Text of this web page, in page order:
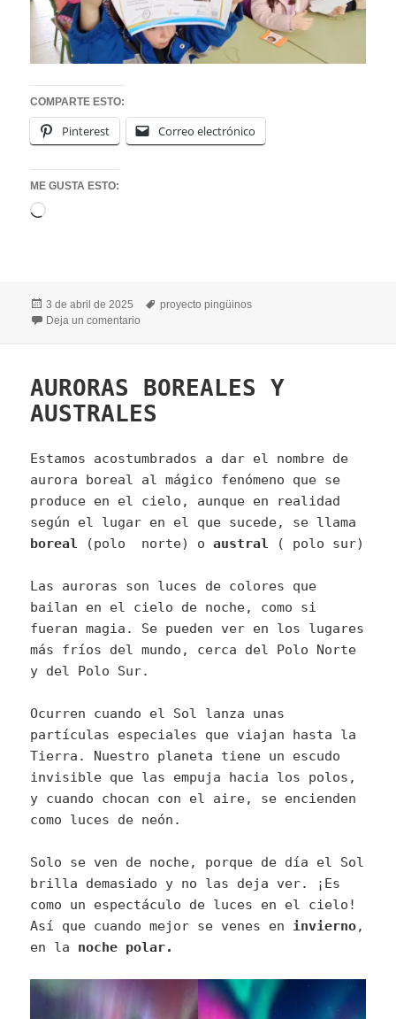
COMPARTE ESTO:
Pinterest Correo electrónico
ME GUSTA ESTO:
Cargando...
Publicado
el
3 de abril de 2025 Etiquetas
proyecto pingüinos
Deja un comentario
AURORAS BOREALES Y
AUSTRALES
Estamos acostumbrados a dar el nombre de
aurora boreal al mágico fenómeno que se
produce en el cielo, aunque en realidad
según el lugar en el que sucede, se llama
boreal
(polo norte) oaustral ( polo sur)
Las auroras son luces de colores que
bailan en el cielo de noche, como si
fueran magia. Se pueden ver en los lugares
más fríos del mundo, cerca del Polo Norte
y del Polo Sur.
Ocurren cuando el Sol lanza unas
partículas especiales que viajan hasta la
Tierra. Nuestro planeta tiene un escudo
invisible que las empuja hacia los polos,
y cuando chocan con el aire, se encienden
como luces de neón.
Solo se ven de noche, porque de día el Sol
brilla demasiado y no las deja ver. ¡Es
como un espectáculo de luces en el cielo!
Así que cuando mejor se venes en invierno,
en la noche polar.